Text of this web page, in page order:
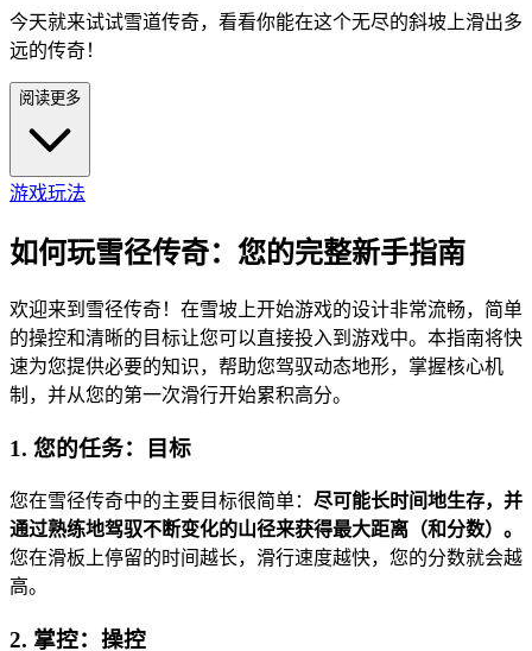
今天就来试试雪道传奇，看看你能在这个无尽的斜坡上滑出多
远的传奇！
阅读更多
游戏玩法
如何玩雪径传奇：您的完整新手指南
欢迎来到雪径传奇！在雪坡上开始游戏的设计非常流畅，简单
的操控和清晰的目标让您可以直接投入到游戏中。本指南将快
速为您提供必要的知识，帮助您驾驭动态地形，掌握核心机
制，并从您的第一次滑行开始累积高分。
1. 您的任务：目标
您在雪径传奇中的主要目标很简单： 尽可能长时间地生存，并
通过熟练地驾驭不断变化的山径来获得最大距离（和分数）。
您在滑板上停留的时间越长，滑行速度越快，您的分数就会越
高。
2. 掌控：操控